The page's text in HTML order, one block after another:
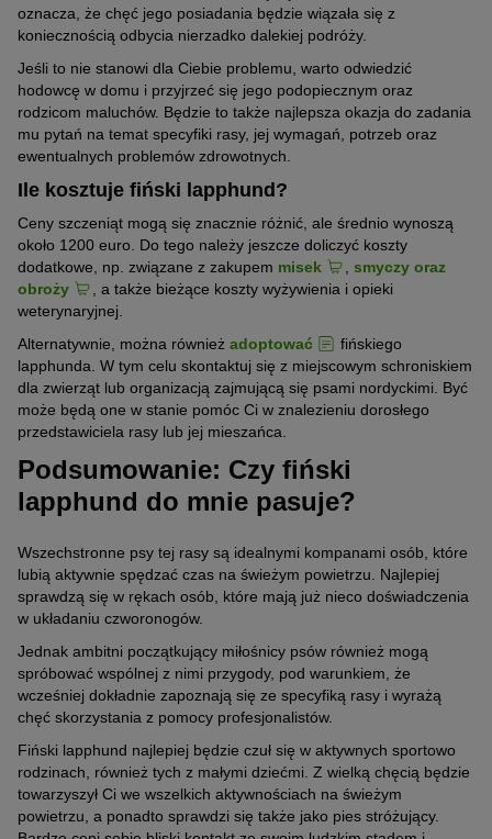
Od stróża do psa rodzinnego
W latach 60-tych ubiegłego wieku rasa ta została rozdzielona na
lapinporokoira i lapphunda, który to od 1993 roku oficjalnie
nazywany jest fińskim lapphundem.
W ostatnich dziesięcioleciach rola fińskiego lapphunda w
pilnowaniu stad reniferów traciła na znaczeniu, chociaż w swojej
ojczyźnie nadal pozostaje bardzo popularny i znany. Każdego
roku rodzi się tam ponad 1000 szczeniąt tej rasy. Dziś, zwany
przez Finów „suomen lapinkoira“ spełnia się przede wszystkim
jako pies rodzinny.
oznacza, że chęć jego posiadania będzie wiązała się z
koniecznością odbycia nierzadko dalekiej podróży.
Jeśli to nie stanowi dla Ciebie problemu, warto odwiedzić
hodowcę w domu i przyjrzeć się jego podopiecznym oraz
rodzicom maluchów. Będzie to także najlepsza okazja do zadania
mu pytań na temat specyfiki rasy, jej wymagań, potrzeb oraz
ewentualnych problemów zdrowotnych.
Ile kosztuje fiński lapphund?
Ceny szczeniąt mogą się znacznie różnić, ale średnio wynoszą
około 1200 euro. Do tego należy jeszcze doliczyć koszty
dodatkowe, np. związane z zakupem misek , smyczy oraz
obroży
, a także bieżące koszty wyżywienia i opieki
weterynaryjnej.
Alternatywnie, można również adoptować
fińskiego
lapphunda. W tym celu skontaktuj się z miejscowym schroniskiem
dla zwierząt lub organizacją zajmującą się psami nordyckimi. Być
może będą one w stanie pomóc Ci w znalezieniu dorosłego
przedstawiciela rasy lub jej mieszańca.
Podsumowanie: Czy fiński
lapphund do mnie pasuje?
Wszechstronne psy tej rasy są idealnymi kompanami osób, które
lubią aktywnie spędzać czas na świeżym powietrzu. Najlepiej
sprawdzą się w rękach osób, które mają już nieco doświadczenia
w układaniu czworonogów.
Jednak ambitni początkujący miłośnicy psów również mogą
spróbować wspólnej z nimi przygody, pod warunkiem, że
wcześniej dokładnie zapoznają się ze specyfiką rasy i wyrażą
chęć skorzystania z pomocy profesjonalistów.
Fiński lapphund najlepiej będzie czuł się w aktywnych sportowo
rodzinach, również tych z małymi dziećmi. Z wielką chęcią będzie
towarzyszył Ci we wszelkich aktywnościach na świeżym
powietrzu, a ponadto sprawdzi się także jako pies stróżujący.